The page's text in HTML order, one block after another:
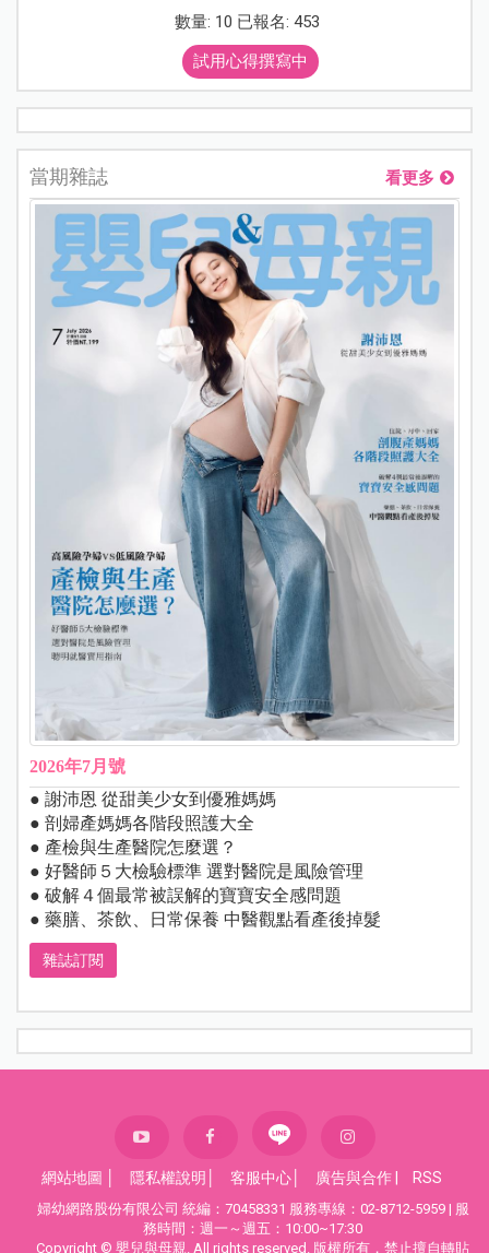
數量: 10 已報名: 453
試用心得撰寫中
當期雜誌 看更多
2026年7月號
● 謝沛恩 從甜美少女到優雅媽媽
● 剖婦產媽媽各階段照護大全
● 產檢與生產醫院怎麼選？
● 好醫師５大檢驗標準 選對醫院是風險管理
● 破解４個最常被誤解的寶寶安全感問題
● 藥膳、茶飲、日常保養 中醫觀點看產後掉髮
雜誌訂閱
網站地圖 隱私權說明 客服中心 廣告與合作 RSS
婦幼網路股份有限公司 統編：70458331 服務專線：02-8712-5959 | 服
務時間：週一～週五：10:00~17:30
Copyright © 嬰兒與母親. All rights reserved. 版權所有，禁止擅自轉貼